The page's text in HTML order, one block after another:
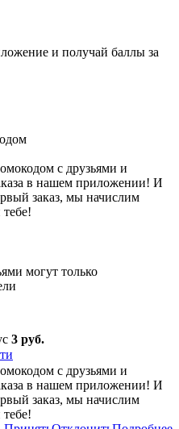
и получай баллы за
с друзьями и
в нашем приложении! И
заказ, мы начислим
тебе!
могут только
3 руб.
с друзьями и
в нашем приложении! И
заказ, мы начислим
тебе!